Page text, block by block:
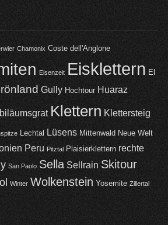
Chamonix Coste dell'Anglone
Eisenzeit Eisklettern El
Gully Hochtour Huaraz
Klettern Klettersteig
Lechtal Lüsens Mittenwald Neue Welt
Peru Pitztal Plaisierklettern rechte
San Paolo Sella Sellrain Skitour
Winter Wolkenstein Yosemite Zillertal